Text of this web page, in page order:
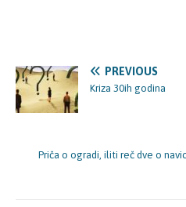
PREVIOUS
Kriza 30ih godina
Priča o ogradi, iliti reč dve o